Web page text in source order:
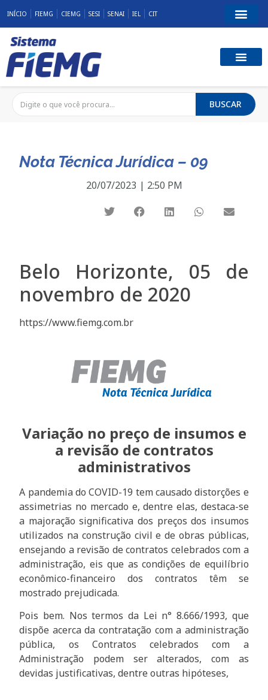
INÍCIO FIEMG CIEMG SESI SENAI IEL CIT
BUSCAR
Nota Técnica Jurídica – 09
20/07/2023 | 2:50 PM
Belo Horizonte, 05 de
novembro de 2020
https://www.fiemg.com.br
Variação no preço de insumos e
a revisão de contratos
administrativos
A pandemia do COVID-19 tem causado distorções e
assimetrias no mercado e, dentre elas, destaca-se
a majoração significativa dos preços dos insumos
utilizados na construção civil e de obras públicas,
ensejando a revisão de contratos celebrados com a
administração, eis que as condições de equilíbrio
econômico-financeiro dos contratos têm se
mostrado prejudicada.
Pois bem. Nos termos da Lei n° 8.666/1993, que
dispõe acerca da contratação com a administração
pública, os Contratos celebrados com a
Administração podem ser alterados, com as
devidas justificativas, dentre outras hipóteses,